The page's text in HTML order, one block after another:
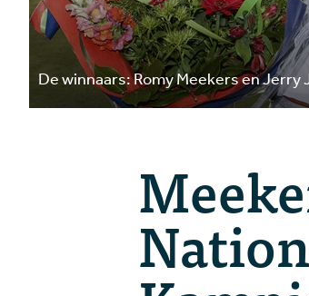
De winnaars: Romy Meekers en Jerry